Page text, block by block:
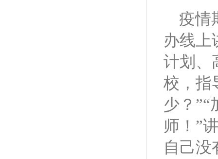
疫情
办线上
计划、
校，指
少？”“
师！”
自己没